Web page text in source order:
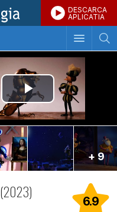
DESCARCA
APLICATIA
+ 9
(2023)
6.9